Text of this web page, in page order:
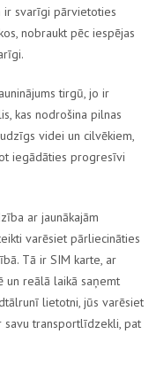
ir svarīgi pārvietoties
nobraukt pēc iespējas
tirgū, jo ir
kas nodrošina pilnas
videi un cilvēkiem,
iegādāties progresīvi
ar jaunākajām
varēsiet pārliecināties
Tā ir SIM karte, ar
un reālā laikā saņemt
lietotni, jūs varēsiet
savu transportlīdzekli, pat